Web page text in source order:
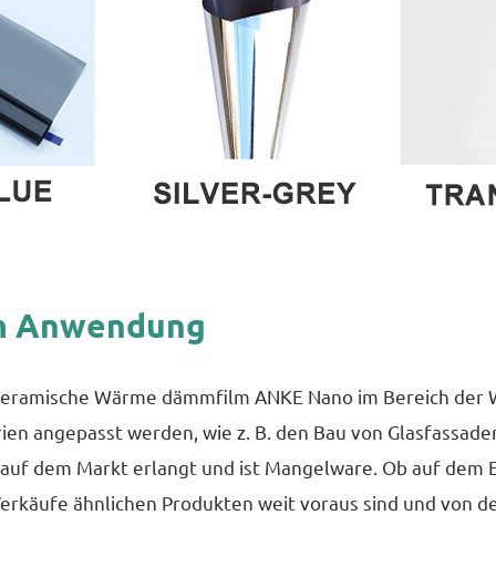
Anwendung
Wärme dämmfilm ANKE Nano im Bereich
angepasst werden, wie z. B. den Bau von
dem Markt erlangt und ist Mangelware. Ob auf dem
ähnlichen Produkten weit voraus sind und von